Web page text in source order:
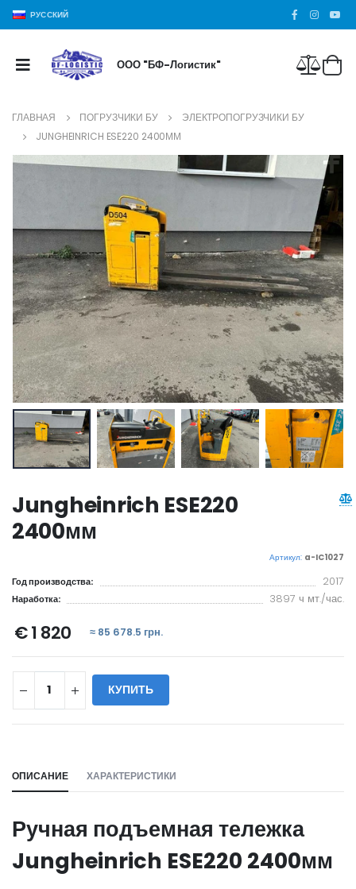
РУССКИЙ
ООО "БФ-Логистик"
ГЛАВНАЯ ПОГРУЗЧИКИ БУ
ЭЛЕКТРОПОГРУЗЧИКИ БУ
JUNGHEINRICH ESE220 2400ММ
Jungheinrich ESE220
2400мм
Артикул: a-IC1027
Год производства: 2017
Наработка: 3897 ч мт./час.
€ 1 820 ≈ 85 678.5 грн.
КУПИТЬ
ОПИСАНИЕ ХАРАКТЕРИСТИКИ
Ручная подъемная тележка
Jungheinrich ESE220 2400мм